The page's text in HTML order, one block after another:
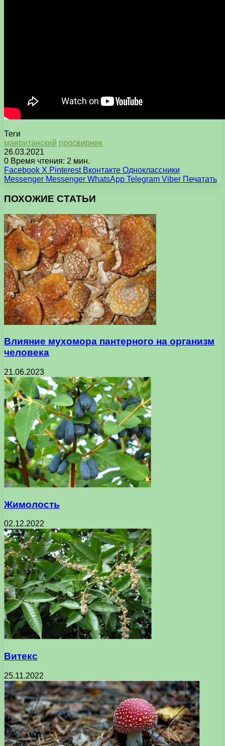
Теги
мавританский просвирник
26.03.2021
0 Время чтения: 2 мин.
Facebook X Pinterest Вконтакте Одноклассники
Messenger Messenger WhatsApp Telegram Viber Печатать
ПОХОЖИЕ СТАТЬИ
Влияние мухомора пантерного на организм
человека
21.06.2023
Жимолость
02.12.2022
Витекс
25.11.2022